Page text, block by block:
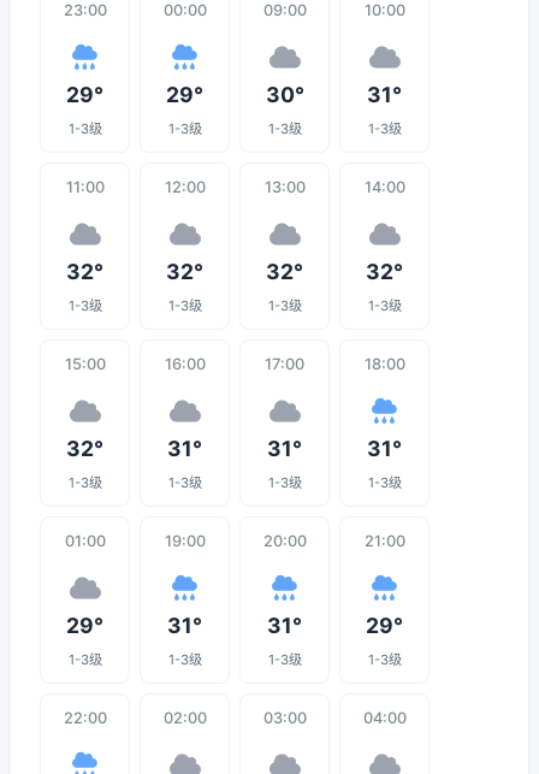
23:00
29°
1-3级
00:00
29°
1-3级
09:00
30°
1-3级
10:00
31°
1-3级
11:00
32°
1-3级
12:00
32°
1-3级
13:00
32°
1-3级
14:00
32°
1-3级
15:00
32°
1-3级
16:00
31°
1-3级
17:00
31°
1-3级
18:00
31°
1-3级
01:00
29°
1-3级
19:00
31°
1-3级
20:00
31°
1-3级
21:00
29°
1-3级
22:00 02:00 03:00 04:00